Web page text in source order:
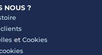
NOUS ?
et Cookies